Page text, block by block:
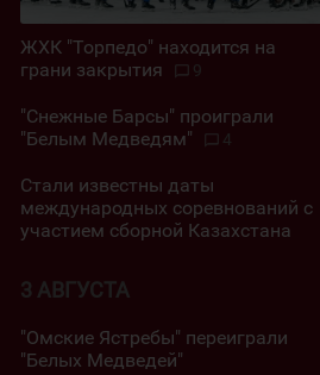
ЖХК "Торпедо" находится на
грани закрытия
9
"Снежные Барсы" проиграли
"Белым Медведям"
4
Стали известны даты
международных соревнований с
участием сборной Казахстана
3 АВГУСТА
"Омские Ястребы" переиграли
"Белых Медведей"